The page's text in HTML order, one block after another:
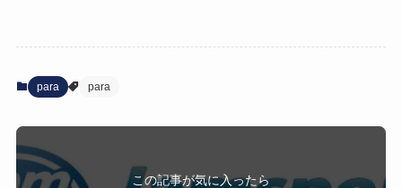
para para
この記事が気に入ったら